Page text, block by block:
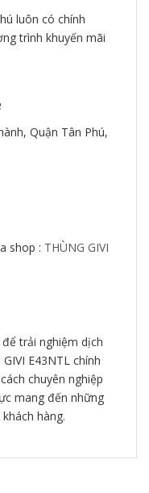
luôn có chính
trình khuyến mãi
Quận Tân Phú,
shop : THÙNG GIVI
trải nghiệm dịch
E43NTL chính
chuyên nghiệp
mang đến những
hàng.